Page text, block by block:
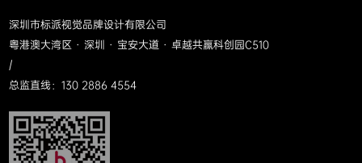
深圳市标派视觉品牌设计有限公司
粤港澳大湾区 · 深圳 · 宝安大道 · 卓越共赢科创园C510
/
总监直线：130 2886 4554